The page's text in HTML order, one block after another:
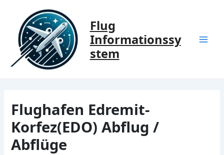
springen
Flug
Informationssy
stem
Flughafen Edremit-
Korfez(EDO) Abflug /
Abflüge